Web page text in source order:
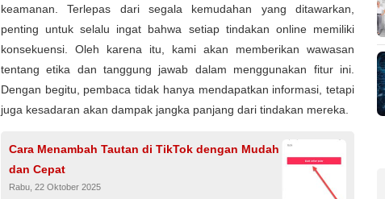
keamanan. Terlepas dari segala kemudahan yang ditawarkan,
penting untuk selalu ingat bahwa setiap tindakan online memiliki
konsekuensi. Oleh karena itu, kami akan memberikan wawasan
tentang etika dan tanggung jawab dalam menggunakan fitur ini.
Dengan begitu, pembaca tidak hanya mendapatkan informasi, tetapi
juga kesadaran akan dampak jangka panjang dari tindakan mereka.
Cara Menambah Tautan di TikTok dengan Mudah
dan Cepat
Rabu, 22 Oktober 2025